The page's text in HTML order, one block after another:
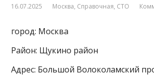
16.07.2025 Москва, Справочная, СТО
город: Москва
Район: Щукино район
Адрес: Большой Волоколамский